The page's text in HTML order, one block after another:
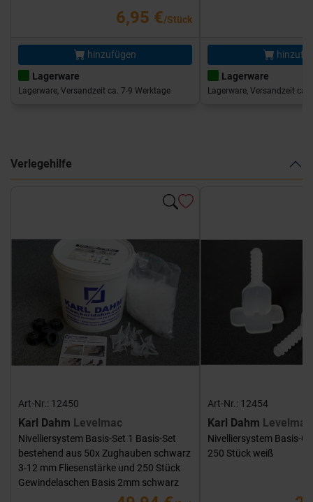
6,95 €/Stück
hinzufügen
Lagerware
Lagerware, Versandzeit ca. 7-9 Werktage
Lagerware
Lagerware, Versandzeit ca.
Verlegehilfe
Art-Nr.: 12450
Karl Dahm Levelmac
Nivelliersystem Basis-Set 1 Basis-Set
bestehend aus 50x Zughauben schwarz
3-12 mm Fliesenstärke und 250 Stück
Gewindelaschen Basis 2mm schwarz
Art-Nr.: 12454
Karl Dahm Levelmac
Nivelliersystem Basis-
250 Stück weiß